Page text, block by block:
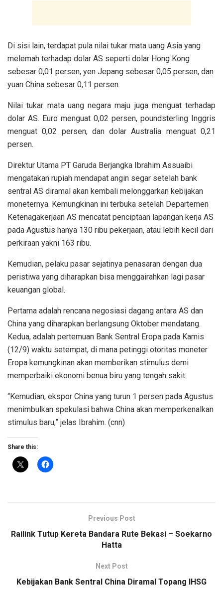
Di sisi lain, terdapat pula nilai tukar mata uang Asia yang
melemah terhadap dolar AS seperti dolar Hong Kong
sebesar 0,01 persen, yen Jepang sebesar 0,05 persen, dan
yuan China sebesar 0,11 persen.
Nilai tukar mata uang negara maju juga menguat terhadap
dolar AS. Euro menguat 0,02 persen, poundsterling Inggris
menguat 0,02 persen, dan dolar Australia menguat 0,21
persen.
Direktur Utama PT Garuda Berjangka Ibrahim Assuaibi
mengatakan rupiah mendapat angin segar setelah bank
sentral AS diramal akan kembali melonggarkan kebijakan
moneternya. Kemungkinan ini terbuka setelah Departemen
Ketenagakerjaan AS mencatat penciptaan lapangan kerja AS
pada Agustus hanya 130 ribu pekerjaan, atau lebih kecil dari
perkiraan yakni 163 ribu.
Kemudian, pelaku pasar sejatinya penasaran dengan dua
peristiwa yang diharapkan bisa menggairahkan lagi pasar
keuangan global.
Pertama adalah rencana negosiasi dagang antara AS dan
China yang diharapkan berlangsung Oktober mendatang.
Kedua, adalah pertemuan Bank Sentral Eropa pada Kamis
(12/9) waktu setempat, di mana petinggi otoritas moneter
Eropa kemungkinan akan memberikan stimulus demi
memperbaiki ekonomi benua biru yang tengah sakit.
“Kemudian, ekspor China yang turun 1 persen pada Agustus
menimbulkan spekulasi bahwa China akan memperkenalkan
stimulus baru,” jelas Ibrahim. (cnn)
Share this:
Previous Post
Railink Tutup Kereta Bandara Rute Bekasi – Soekarno
Hatta
Next Post
Kebijakan Bank Sentral China Diramal Topang IHSG